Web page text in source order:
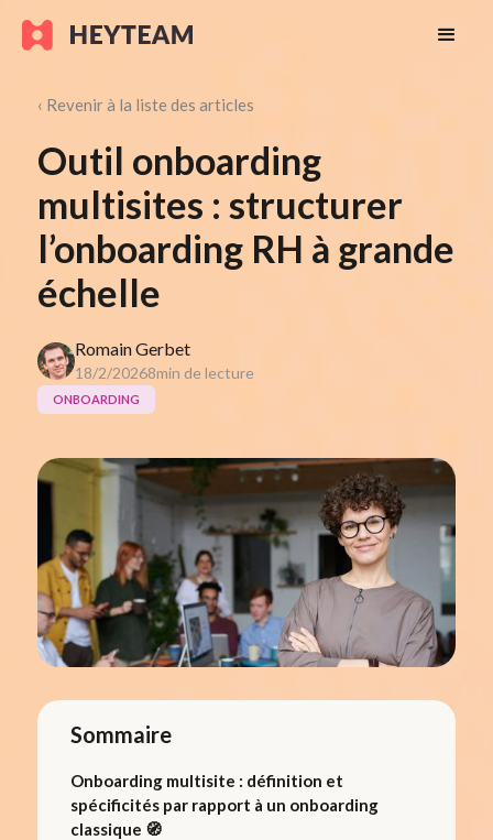
‹ Revenir à la liste des articles
Outil onboarding
multisites : structurer
l’onboarding RH à grande
échelle
Romain Gerbet
18/2/20268min de lecture
ONBOARDING
Sommaire
Onboarding multisite : définition et
spécificités par rapport à un onboarding
classique 🧭